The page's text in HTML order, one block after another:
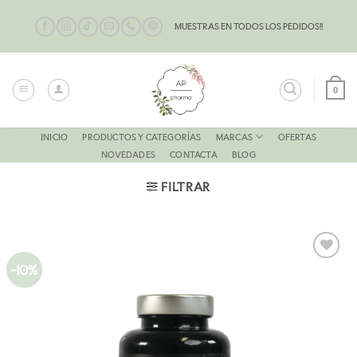
contenido
MUESTRAS EN TODOS LOS PEDIDOS!!
0
INICIO PRODUCTOS Y CATEGORÍAS MARCAS
OFERTAS
NOVEDADES
CONTACTA BLOG
FILTRAR
-10%